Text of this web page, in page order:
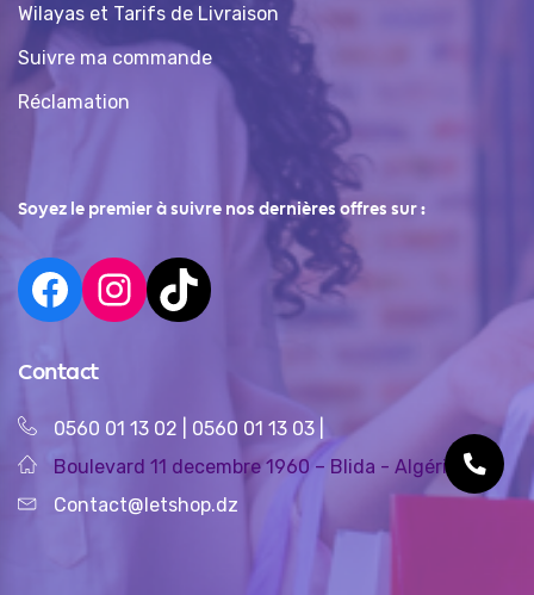
Wilayas et Tarifs de Livraison
Suivre ma commande
Réclamation
Soyez le premier à suivre nos dernières offres sur :
Contact
0560 01 13 02 0560 01 13 03
Boulevard 11 decembre 1960 – Blida - Algérie
Contact@letshop.dz